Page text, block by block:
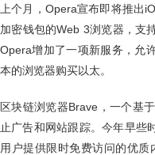
上个月，Opera宣布即将推出
加密钱包的Web 3浏览器，支
Opera增加了一项新服务，允
本的浏览器购买以太。
区块链浏览器Brave，一个基
止广告和网站跟踪。今年早些
用户提供限时免费访问的优质